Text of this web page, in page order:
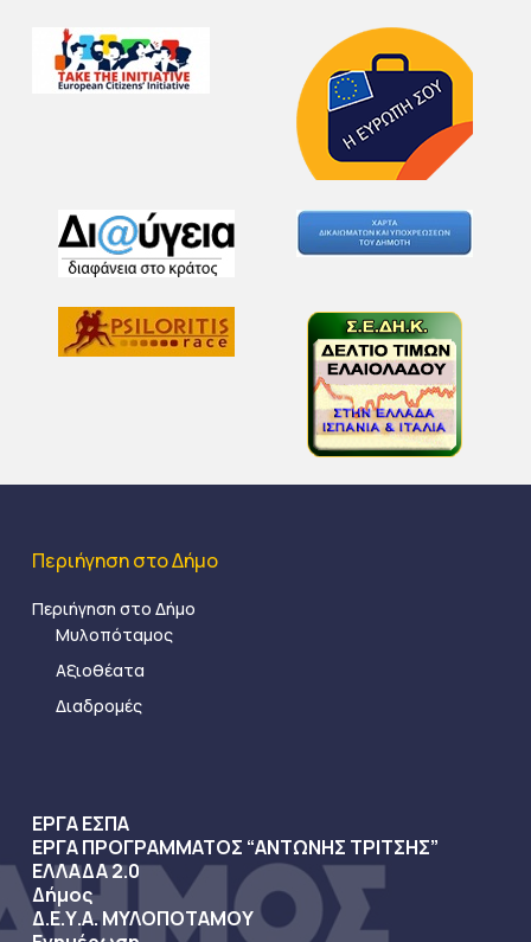
Περιήγηση στο Δήμο
Περιήγηση στο Δήμο
Μυλοπόταμος
Αξιοθέατα
Διαδρομές
ΕΡΓΑ ΕΣΠΑ
ΕΡΓΑ ΠΡΟΓΡΑΜΜΑΤΟΣ “ΑΝΤΩΝΗΣ ΤΡΙΤΣΗΣ”
ΕΛΛΑΔΑ 2.0
Δήμος
Δ.Ε.Υ.Α. ΜΥΛΟΠΟΤΑΜΟΥ